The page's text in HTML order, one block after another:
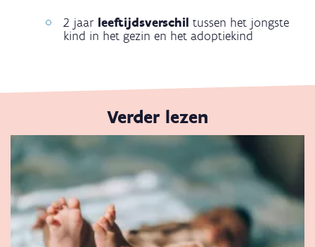
2 jaar leeftijdsverschil tussen het jongste
kind in het gezin en het adoptiekind
Verder lezen